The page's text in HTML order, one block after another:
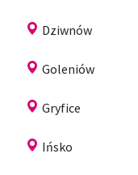
Dziwnów
Goleniów
Gryfice
Ińsko